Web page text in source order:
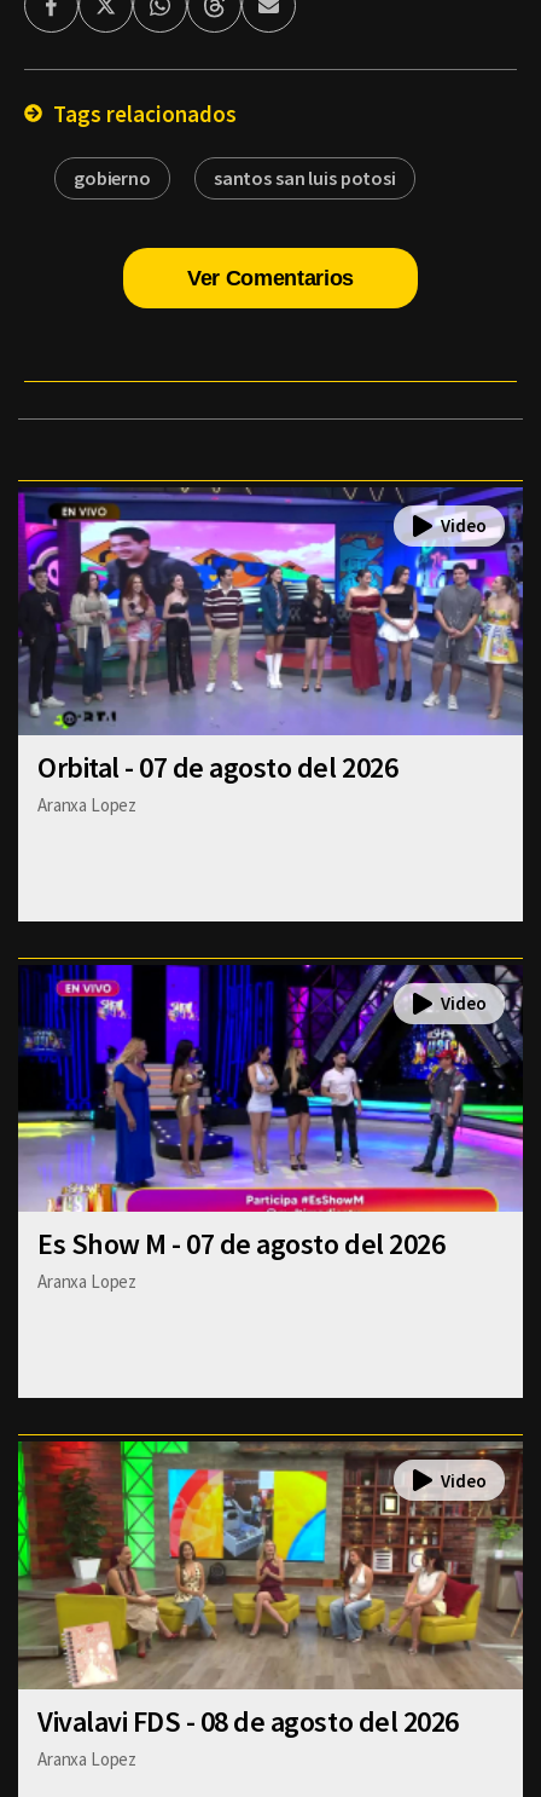
FacebookTwitterWhatsappThreadsEnviar
por
Tags relacionados
gobierno santos san luis potosi
Ver Comentarios
Orbital - 07 de agosto del 2026
Aranxa Lopez
Es Show M - 07 de agosto del 2026
Aranxa Lopez
Vivalavi FDS - 08 de agosto del 2026
Aranxa Lopez